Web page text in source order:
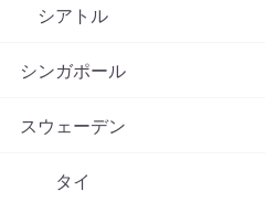
シアトル
シンガポール
スウェーデン
タイ